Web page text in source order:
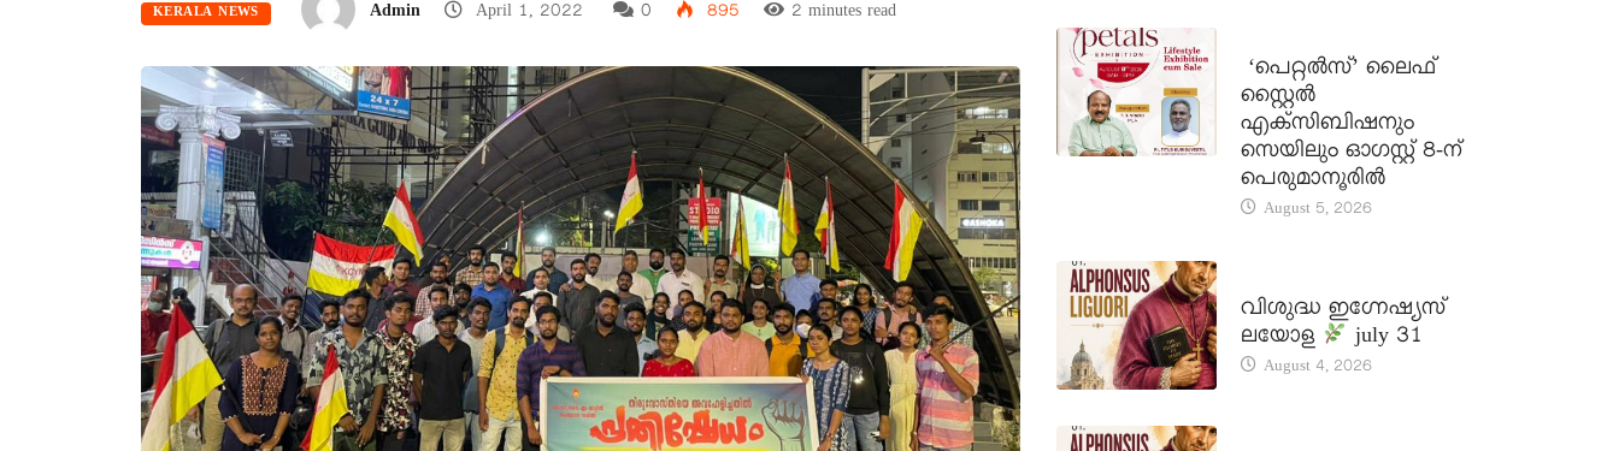
KERALA NEWS Admin April 1, 2022 0 895 2 minutes read
‘പെറ്റൽസ്’ ലൈഫ്
സ്റ്റൈൽ
എക്സിബിഷനും
സെയിലും ഓഗസ്റ്റ് 8-ന്
പെരുമാനൂരിൽ
August 5, 2026
വിശുദ്ധ ഇഗ്നേഷ്യസ്
ലയോള
july 31
August 4, 2026